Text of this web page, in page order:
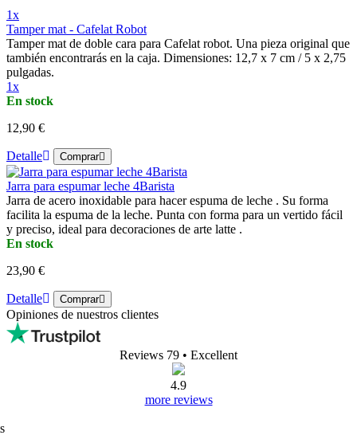
1x
Tamper mat - Cafelat Robot
Tamper mat de doble cara para Cafelat robot. Una pieza original que
también encontrarás en la caja. Dimensiones: 12,7 x 7 cm / 5 x 2,75
pulgadas.
1x
En stock
12,90 €
Detalle Comprar
Jarra para espumar leche 4Barista
Jarra de acero inoxidable para hacer espuma de leche . Su forma
facilita la espuma de la leche. Punta con forma para un vertido fácil
y preciso, ideal para decoraciones de arte latte .
En stock
23,90 €
Detalle Comprar
Opiniones de nuestros clientes
Reviews 79 • Excellent
4.9
more reviews